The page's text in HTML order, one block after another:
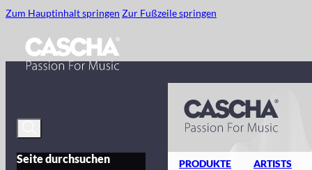
Zum Hauptinhalt springen Zur Fußzeile springen
Seite durchsuchen PRODUKTE ARTISTS